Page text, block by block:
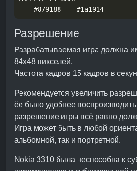
Разрешение
Разрабатываемая игра должна
84x48 пикселей.
Частота кадров 15 кадров в
Рекомендуется увеличить
ёе было удобнее
разрешение игры всё равно
Игра может быть в любой
альбомной, так и портретной.
Nokia 3310 была неспособна к